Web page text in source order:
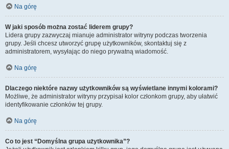
Na górę
W jaki sposób można zostać liderem grupy?
Lidera grupy zazwyczaj mianuje administrator witryny podczas tworzenia
grupy. Jeśli chcesz utworzyć grupę użytkowników, skontaktuj się z
administratorem, wysyłając do niego prywatną wiadomość.
Na górę
Dlaczego niektóre nazwy użytkowników są wyświetlane innymi kolorami?
Możliwe, że administrator witryny przypisał kolor członkom grupy, aby ułatwić
identyfikowanie członków tej grupy.
Na górę
Co to jest “Domyślna grupa użytkownika”?